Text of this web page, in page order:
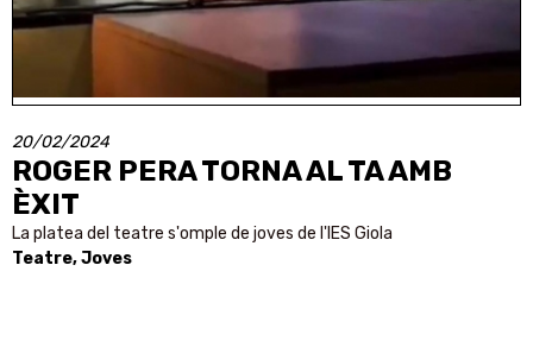
20/02/2024
ROGER PERA TORNA AL TA AMB
ÈXIT
La platea del teatre s'omple de joves de l'IES Giola
Teatre, Joves